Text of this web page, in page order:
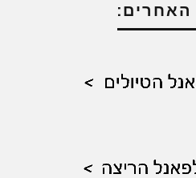
האחרים: